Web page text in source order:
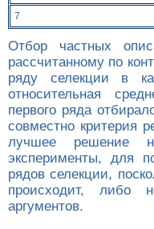
7
Отбор частных
рассчитанному по
ряду селекции в
относительная
первого ряда
совместно критерия
лучшее решение
эксперименты, для
рядов селекции,
происходит, либо
аргументов.